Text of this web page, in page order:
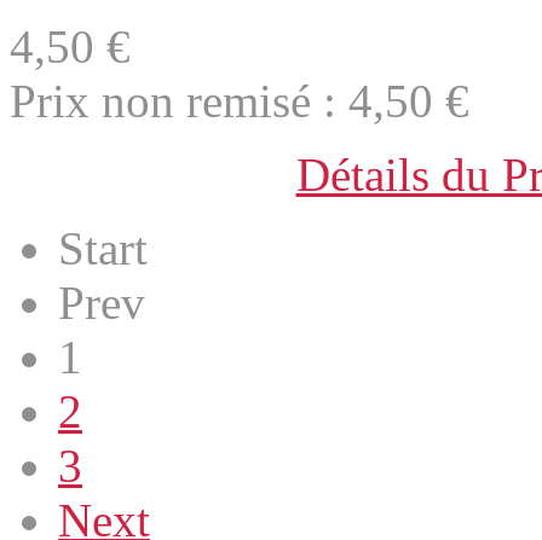
4,50 €
Prix non remisé : 4,50 €
Détails du
Start
Prev
1
2
3
Next